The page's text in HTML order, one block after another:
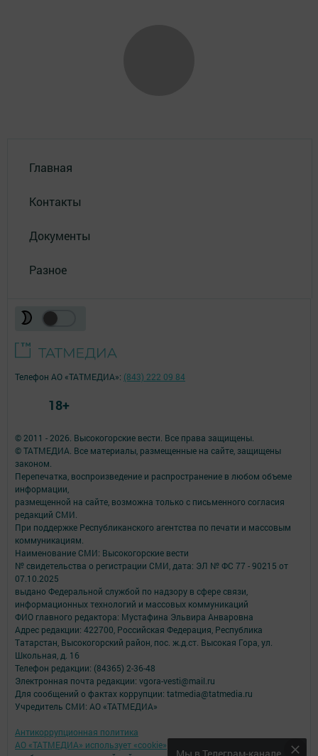
Главная
Контакты
Документы
Разное
© 2011 - 2026. Высокогорские вести. Все права защищены.
© ТАТМЕДИА. Все материалы, размещенные на сайте, защищены
законом.
Перепечатка, воспроизведение и распространение в любом объеме
информации,
размещенной на сайте, возможна только с письменного согласия
редакций СМИ.
При поддержке Республиканского агентства по печати и массовым
коммуникациям.
Наименование СМИ: Высокогорские вести
№ свидетельства о регистрации СМИ, дата: ЭЛ № ФС 77 - 90215 от
07.10.2025
выдано Федеральной службой по надзору в сфере связи,
информационных технологий и массовых коммуникаций
ФИО главного редактора: Мустафина Эльвира Анваровна
Адрес редакции: 422700, Российская Федерация, Республика
Татарстан, Высокогорский район, пос. ж.д.ст. Высокая Гора, ул.
Школьная, д. 16
Телефон редакции: (84365) 2-36-48
Электронная почта редакции: vgora-vesti@mail.ru
Для сообщений о фактах коррупции: tatmedia@tatmedia.ru
Учредитель СМИ: АО «ТАТМЕДИА»
Антикоррупционная политика
АО «ТАТМЕДИА» использует «cookie» для персонализации сервисов и
Телефон АО «ТАТМЕДИА»: (843) 222 09 84
18+